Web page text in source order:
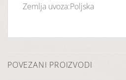
Zemlja uvoza:Poljska
POVEZANI PROIZVODI